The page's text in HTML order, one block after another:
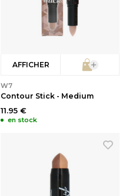
AFFICHER
W7
Contour Stick - Medium
11.95 €
en stock